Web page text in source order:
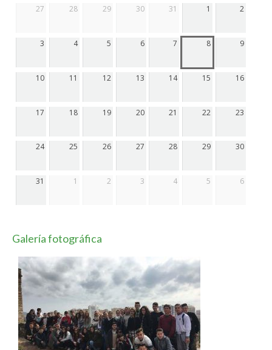
27
28 29 30 31 1 2
3 4 5 6 7 8 9
10 11 12 13 14 15 16
17 18 19 20 21 22 23
24 25 26 27 28 29 30
31 1 2 3 4 5 6
Galería fotográfica